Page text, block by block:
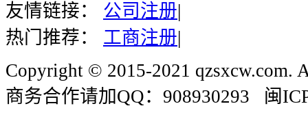
友情链接： 公司注册|
热门推荐：
工商注册|
Copyright © 2015-2021 qzsxcw.com.
商务合作请加QQ：908930293 闽